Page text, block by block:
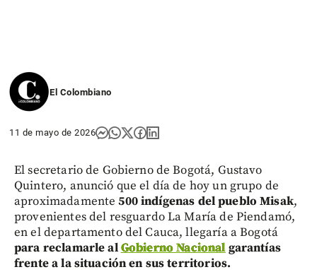
El Colombiano
11 de mayo de 2026
El secretario de Gobierno de Bogotá, Gustavo
Quintero, anunció que el día de hoy un grupo de
aproximadamente500 indígenas del pueblo Misak,
provenientes del resguardo La María de Piendamó,
en el departamento del Cauca, llegaría a Bogotá
para reclamarle alGobierno Nacionalgarantías
frente a la situación en sus territorios.